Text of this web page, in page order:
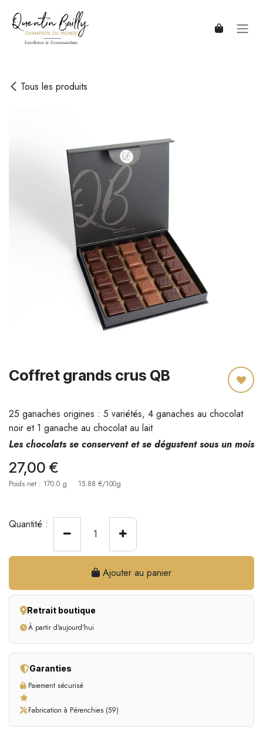
Tous les produits
Coffret grands crus QB
25 ganaches origines : 5 variétés, 4 ganaches au chocolat
noir et 1 ganache au chocolat au lait
Les chocolats se conservent et se dégustent sous un mois
27,00 €
Poids net : 170.0 g 15.88 €/100g
Quantité :
Ajouter au panier
Retrait boutique
À partir d'aujourd'hui
Garanties
Paiement sécurisé
Fabrication à Pérenchies (59)